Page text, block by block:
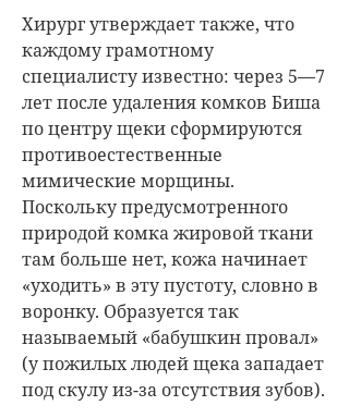
Хирург утверждает также, что
каждому грамотному
специалисту известно: через 5—7
лет после удаления комков Биша
по центру щеки сформируются
противоестественные
мимические морщины.
Поскольку предусмотренного
природой комка жировой ткани
там больше нет, кожа начинает
«уходить» в эту пустоту, словно в
воронку. Образуется так
называемый «бабушкин провал»
(у пожилых людей щека западает
под скулу из-за отсутствия зубов).